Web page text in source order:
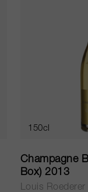
150cl
Champagne
Box) 2013
Louis Roederer